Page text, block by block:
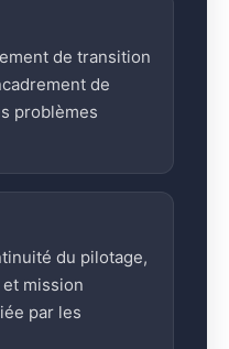
de transition
de
problèmes
du pilotage,
mission
par les